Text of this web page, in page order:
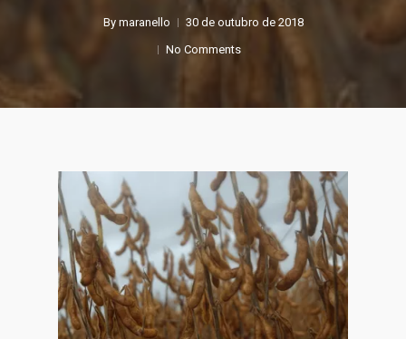
By maranello
30 de outubro de 2018
No Comments